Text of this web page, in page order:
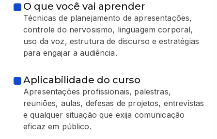
O que você vai aprender
Técnicas de planejamento de apresentações,
controle do nervosismo, linguagem corporal,
uso da voz, estrutura de discurso e estratégias
para engajar a audiência.
Aplicabilidade do curso
Apresentações profissionais, palestras,
reuniões, aulas, defesas de projetos, entrevistas
e qualquer situação que exija comunicação
eficaz em público.